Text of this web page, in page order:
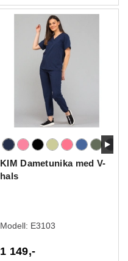
KIM Dametunika med V-
hals
Modell: E3103
1 149,-